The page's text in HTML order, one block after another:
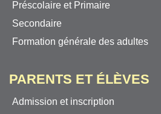
Préscolaire et Primaire
Secondaire
Formation générale des adultes
PARENTS ET ÉLÈVES
Admission et inscription